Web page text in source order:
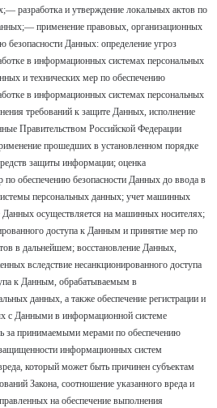
разработка и утверждение локальных актов по
применение правовых, организационных
безопасности Данных: определение угроз
в информационных системах персональных
и технических мер по обеспечению
в информационных системах персональных
требований к защите Данных, исполнение
Правительством Российской Федерации
прошедших в установленном порядке
защиты информации; оценка
обеспечению безопасности Данных до ввода в
персональных данных; учет машинных
Данных осуществляется на машинных носителях;
доступа к Данным и принятие мер по
в дальнейшем; восстановление Данных,
вследствие несанкционированного доступа
к Данным, обрабатываемым в
данных, а также обеспечение регистрации и
с Данными в информационной системе
за принимаемыми мерами по обеспечению
информационных систем
который может быть причинен субъектам
Закона, соотношение указанного вреда и
на обеспечение выполнения